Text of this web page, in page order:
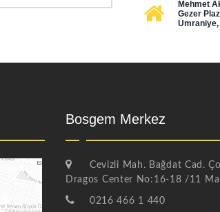
Mehmet
Gezer
Bosgem Merkez
Cevizli Mah. Bağdat Cad.
Dragos Center No:16-18 /11
0216 466 1 440